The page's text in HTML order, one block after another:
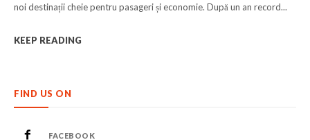
noi destinații cheie pentru pasageri și economie. După un an record...
KEEP READING
FIND US ON
FACEBOOK